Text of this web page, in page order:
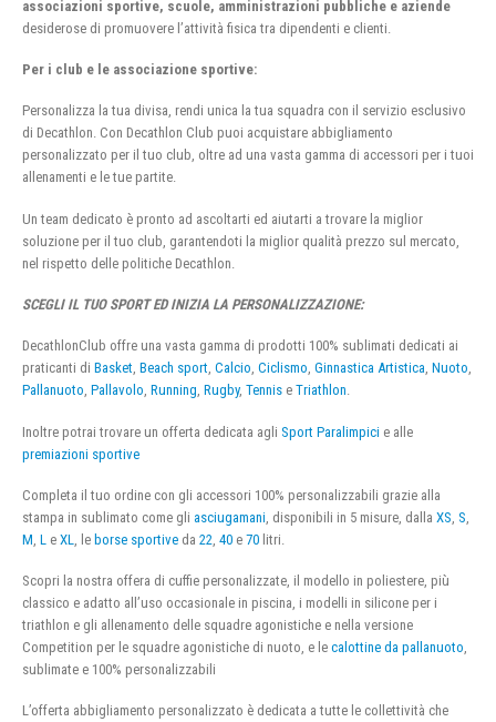
associazioni sportive, scuole, amministrazioni pubbliche e aziende
desiderose di promuovere l’attività fisica tra dipendenti e clienti.
Per i club e le associazione sportive:
Personalizza la tua divisa, rendi unica la tua squadra con il servizio esclusivo
di Decathlon. Con Decathlon Club puoi acquistare abbigliamento
personalizzato per il tuo club, oltre ad una vasta gamma di accessori per i tuoi
allenamenti e le tue partite.
Un team dedicato è pronto ad ascoltarti ed aiutarti a trovare la miglior
soluzione per il tuo club, garantendoti la miglior qualità prezzo sul mercato,
nel rispetto delle politiche Decathlon.
SCEGLI IL TUO SPORT ED INIZIA LA PERSONALIZZAZIONE:
DecathlonClub offre una vasta gamma di prodotti 100% sublimati dedicati ai
praticanti di Basket, Beach sport, Calcio, Ciclismo, Ginnastica Artistica, Nuoto,
Pallanuoto, Pallavolo, Running, Rugby, Tennis e Triathlon.
Inoltre potrai trovare un offerta dedicata agli Sport Paralimpici e alle
premiazioni sportive
Completa il tuo ordine con gli accessori 100% personalizzabili grazie alla
stampa in sublimato come gli asciugamani , disponibili in 5 misure, dalla XS S
M L e XL , le borse sportive da 22 40 e 70 litri.
Scopri la nostra offera di cuffie personalizzate, il modello in poliestere, più
classico e adatto all’uso occasionale in piscina, i modelli in silicone per i
triathlon e gli allenamento delle squadre agonistiche e nella versione
Competition per le squadre agonistiche di nuoto, e le calottine da pallanuoto,
sublimate e 100% personalizzabili
L’offerta abbigliamento personalizzato è dedicata a tutte le collettività che